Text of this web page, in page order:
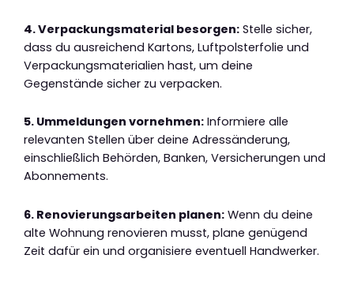
4. Verpackungsmaterial besorgen: Stelle sicher,
dass du ausreichend Kartons, Luftpolsterfolie und
Verpackungsmaterialien hast, um deine
Gegenstände sicher zu verpacken.
5. Ummeldungen vornehmen: Informiere alle
relevanten Stellen über deine Adressänderung,
einschließlich Behörden, Banken, Versicherungen und
Abonnements.
6. Renovierungsarbeiten planen: Wenn du deine
alte Wohnung renovieren musst, plane genügend
Zeit dafür ein und organisiere eventuell Handwerker.